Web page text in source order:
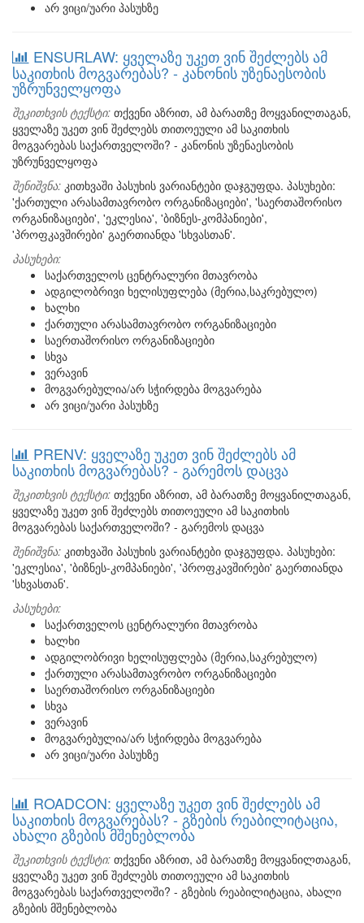
არ ვიცი/უარი პასუხზე
ENSURLAW: ყველაზე უკეთ ვინ შეძლებს ამ
საკითხის მოგვარებას? - კანონის უზენაესობის
უზრუნველყოფა
შეკითხვის ტექსტი: თქვენი აზრით, ამ ბარათზე მოყვანილთაგან,
ყველაზე უკეთ ვინ შეძლებს თითოეული ამ საკითხის
მოგვარებას საქართველოში? - კანონის უზენაესობის
უზრუნველყოფა
შენიშვნა: კითხვაში პასუხის ვარიანტები დაჯგუფდა. პასუხები:
'ქართული არასამთავრობო ორგანიზაციები', 'საერთაშორისო
ორგანიზაციები', 'ეკლესია', 'ბიზნეს-კომპანიები',
'პროფკავშირები' გაერთიანდა 'სხვასთან'.
პასუხები:
საქართველოს ცენტრალური მთავრობა
ადგილობრივი ხელისუფლება (მერია,საკრებულო)
ხალხი
ქართული არასამთავრობო ორგანიზაციები
საერთაშორისო ორგანიზაციები
სხვა
ვერავინ
მოგვარებულია/არ სჭირდება მოგვარება
არ ვიცი/უარი პასუხზე
PRENV: ყველაზე უკეთ ვინ შეძლებს ამ
საკითხის მოგვარებას? - გარემოს დაცვა
შეკითხვის ტექსტი: თქვენი აზრით, ამ ბარათზე მოყვანილთაგან,
ყველაზე უკეთ ვინ შეძლებს თითოეული ამ საკითხის
მოგვარებას საქართველოში? - გარემოს დაცვა
შენიშვნა: კითხვაში პასუხის ვარიანტები დაჯგუფდა. პასუხები:
'ეკლესია', 'ბიზნეს-კომპანიები', 'პროფკავშირები' გაერთიანდა
'სხვასთან'.
პასუხები:
საქართველოს ცენტრალური მთავრობა
ხალხი
ადგილობრივი ხელისუფლება (მერია,საკრებულო)
ქართული არასამთავრობო ორგანიზაციები
საერთაშორისო ორგანიზაციები
სხვა
ვერავინ
მოგვარებულია/არ სჭირდება მოგვარება
არ ვიცი/უარი პასუხზე
ROADCON: ყველაზე უკეთ ვინ შეძლებს ამ
საკითხის მოგვარებას? - გზების რეაბილიტაცია,
ახალი გზების მშენებლობა
შეკითხვის ტექსტი: თქვენი აზრით, ამ ბარათზე მოყვანილთაგან,
ყველაზე უკეთ ვინ შეძლებს თითოეული ამ საკითხის
მოგვარებას საქართველოში? - გზების რეაბილიტაცია, ახალი
გზების მშენებლობა